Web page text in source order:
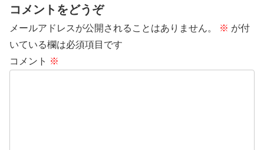
コメントをどうぞ
メールアドレスが公開されることはありません。 ※ が付
いている欄は必須項目です
コメント ※